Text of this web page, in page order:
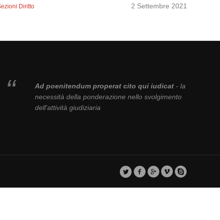
2 Settembre 2021
Diritto
Ad poenitendum properat cito qui iudicat- la
necessità della ponderazione nello svolgimento
dell'attività giudiziaria